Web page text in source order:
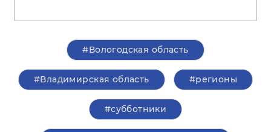
#Вологодская область
#Владимирская область #регионы
#субботники